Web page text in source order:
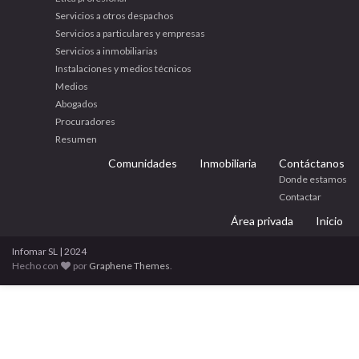
Servicios a otros despachos
Servicios a particulares y empresas
Servicios a inmobiliarias
Instalaciones y medios técnicos
Medios
Abogados
Procuradores
Resumen
Comunidades Inmobiliaria Contáctanos
Donde estamos
Contactar
Área privada Inicio
Infomar SL | 2024
Hecho con
por Graphene Themes.